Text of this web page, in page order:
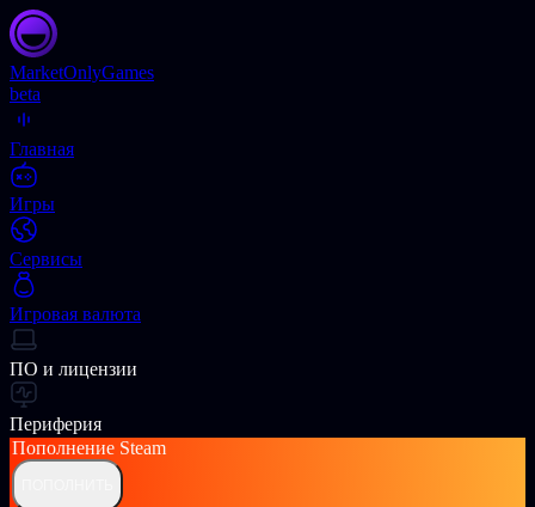
MarketOnlyGames
beta
Главная
Игры
Сервисы
Игровая валюта
ПО и лицензии
Периферия
Пополнение Steam